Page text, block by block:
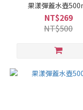
果漾彈蓋水壺
NT$269
NT$500